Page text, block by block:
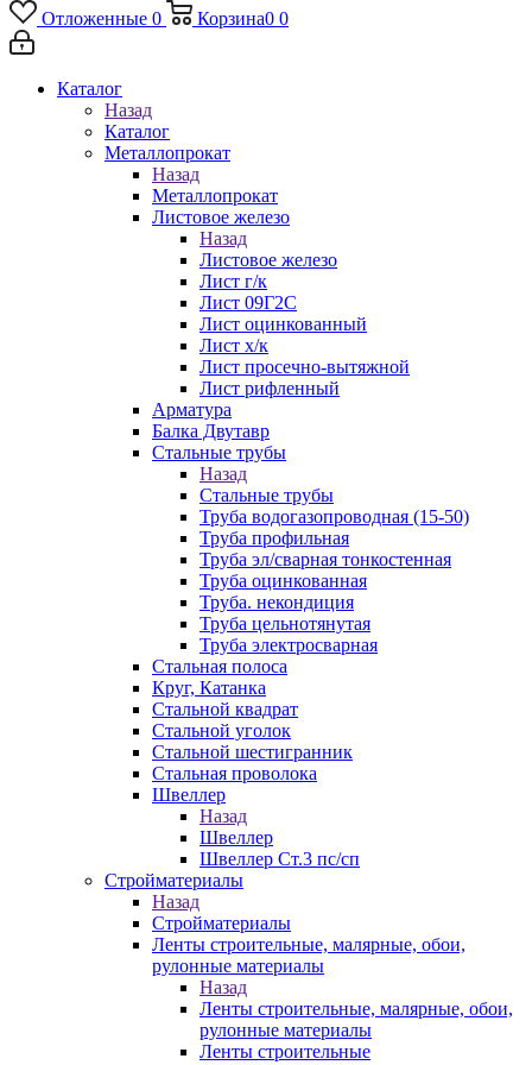
Отложенные 0 Корзина0 0
Каталог
Назад
Каталог
Металлопрокат
Назад
Металлопрокат
Листовое железо
Назад
Листовое железо
Лист г/к
Лист 09Г2С
Лист оцинкованный
Лист х/к
Лист просечно-вытяжной
Лист рифленный
Арматура
Балка Двутавр
Стальные трубы
Назад
Стальные трубы
Труба водогазопроводная (15-50)
Труба профильная
Труба эл/сварная тонкостенная
Труба оцинкованная
Труба. некондиция
Труба цельнотянутая
Труба электросварная
Стальная полоса
Круг, Катанка
Стальной квадрат
Стальной уголок
Стальной шестигранник
Стальная проволока
Швеллер
Назад
Швеллер
Швеллер Ст.3 пс/сп
Стройматериалы
Назад
Стройматериалы
Ленты строительные, малярные, обои,
рулонные материалы
Назад
Ленты строительные, малярные, обои,
рулонные материалы
Ленты строительные